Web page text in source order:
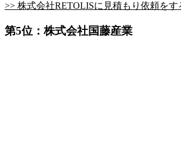
>> 株式会社RETOLISに見積もり依頼をす
第5位：株式会社国藤産業